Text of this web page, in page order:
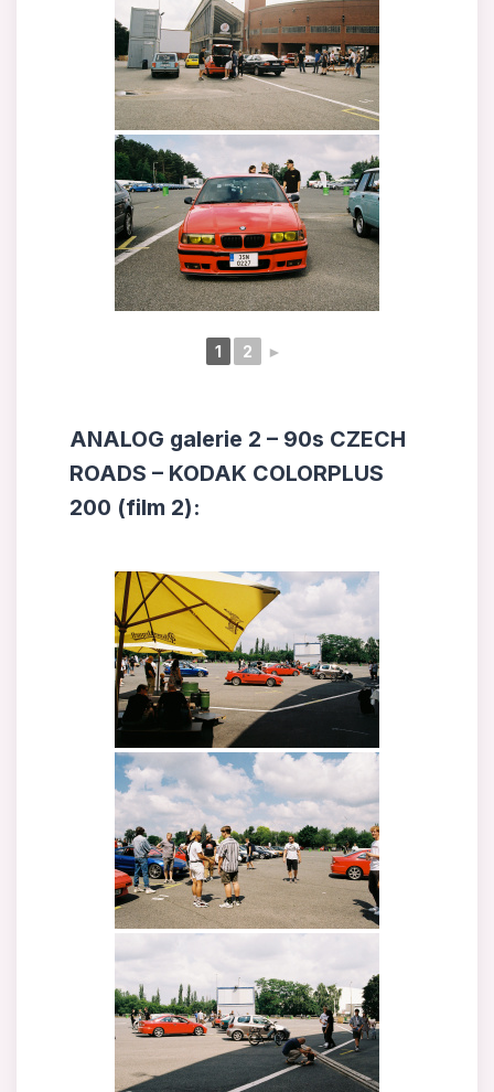
1 2 ►
ANALOG galerie 2 – 90s CZECH
ROADS – KODAK COLORPLUS
200 (film 2):